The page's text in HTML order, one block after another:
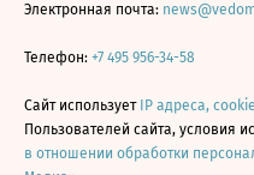
Электронная почта:
Телефон: +7 495 956-34-58
Сайт использует IP адреса,
Пользователей сайта, условия
в отношении обработки